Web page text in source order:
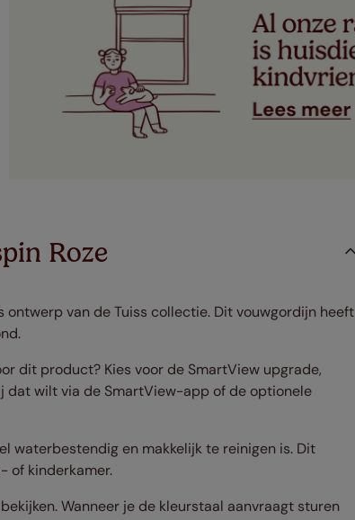
Roze
ontwerp van de Tuiss collectie. Dit vouwgordijn heeft
dit product? Kies voor de SmartView upgrade,
dat wilt via de SmartView-app of de optionele
waterbestendig en makkelijk te reinigen is. Dit
of kinderkamer.
Wanneer je de kleurstaal aanvraagt sturen